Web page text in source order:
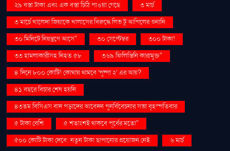
২৯ বস্তা টাকা এবং এক বস্তা চিঠি পাওয়া গেছে
৩ মার্চ
৩ মার্চে খালেদা জিয়াকে খালাসের বিরুদ্ধে লিভ টু আপিলের শুনানি
৩০ মিনিটে নিয়ন্ত্রণে আসে"
৩০ সেপ্টেম্বর
৩০০ টাকা!
৩৩ হামলাকারীসহ নিহত ৫৮
৩৬৯ ফিলিস্তিনি কারামুক্ত"
৪ দিনে ৮০০ কোটি! কোথায় থামবে 'পুষ্পা ২' এর আয়?
৪১ বছরে বিচার শেষ হয়নি
৪৩তম বিসিএস বাদ পড়াদের আবেদন পুনর্বিবেচনার সভা বৃহস্পতিবার
৫ টাকা বেশি
৫ শতাংশই থাকবে পূর্বের মতো"
৫০০ কোটি টাকা দেবে: নতুন টাকা ছাপানোর প্রয়োজন নেই
৬ মার্চ